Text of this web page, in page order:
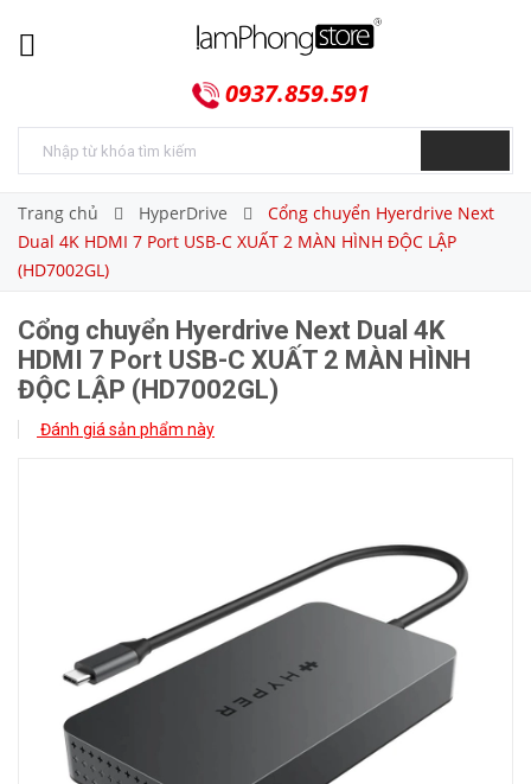
0937.859.591
Trang chủ HyperDrive
Cổng chuyển Hyerdrive Next
Dual 4K HDMI 7 Port USB-C XUẤT 2 MÀN HÌNH ĐỘC LẬP
(HD7002GL)
Cổng chuyển Hyerdrive Next Dual 4K
HDMI 7 Port USB-C XUẤT 2 MÀN HÌNH
ĐỘC LẬP (HD7002GL)
Đánh giá sản phẩm này